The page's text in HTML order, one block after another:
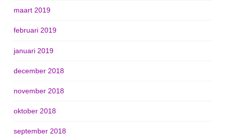
maart 2019
februari 2019
januari 2019
december 2018
november 2018
oktober 2018
september 2018